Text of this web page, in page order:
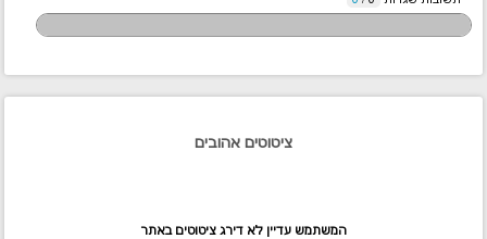
ציטוטים אהובים
המשתמש עדיין לא דירג ציטוטים באתר